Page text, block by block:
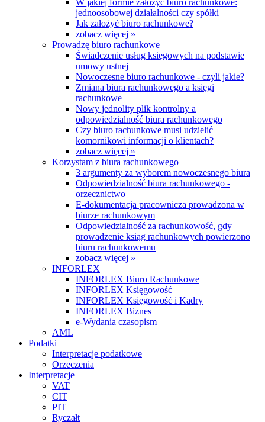
W jakiej formie założyć biuro rachunkowe:
jednoosobowej działalności czy spółki
Jak założyć biuro rachunkowe?
zobacz więcej »
Prowadzę biuro rachunkowe
Świadczenie usług księgowych na podstawie
umowy ustnej
Nowoczesne biuro rachunkowe - czyli jakie?
Zmiana biura rachunkowego a księgi
rachunkowe
Nowy jednolity plik kontrolny a
odpowiedzialność biura rachunkowego
Czy biuro rachunkowe musi udzielić
komornikowi informacji o klientach?
zobacz więcej »
Korzystam z biura rachunkowego
3 argumenty za wyborem nowoczesnego biura
Odpowiedzialność biura rachunkowego -
orzecznictwo
E-dokumentacja pracownicza prowadzona w
biurze rachunkowym
Odpowiedzialność za rachunkowość, gdy
prowadzenie ksiąg rachunkowych powierzono
biuru rachunkowemu
zobacz więcej »
INFORLEX
INFORLEX Biuro Rachunkowe
INFORLEX Księgowość
INFORLEX Księgowość i Kadry
INFORLEX Biznes
e-Wydania czasopism
AML
Podatki
Interpretacje podatkowe
Orzeczenia
Interpretacje
VAT
CIT
PIT
Ryczałt